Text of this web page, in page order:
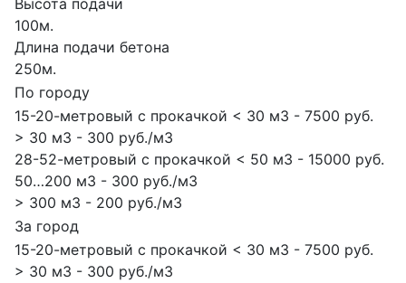
Высота подачи
100м.
Длина подачи бетона
250м.
По городу
15-20-метровый с прокачкой < 30 м3 - 7500 руб.
> 30 м3 - 300 руб./м3
28-52-метровый с прокачкой < 50 м3 - 15000 руб.
50…200 м3 - 300 руб./м3
> 300 м3 - 200 руб./м3
За город
15-20-метровый с прокачкой < 30 м3 - 7500 руб.
> 30 м3 - 300 руб./м3